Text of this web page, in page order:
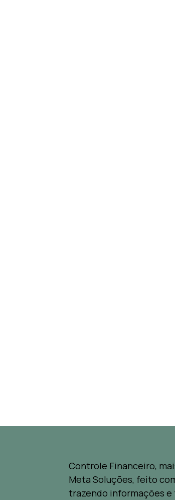
Controle Financeiro,
Meta Soluções, feito
trazendo informações e